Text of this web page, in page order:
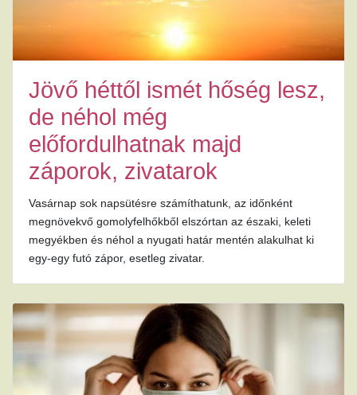
Jövő héttől ismét hőség lesz,
de néhol még
előfordulhatnak majd
záporok, zivatarok
Vasárnap sok napsütésre számíthatunk, az időnként
megnövekvő gomolyfelhőkből elszórtan az északi, keleti
megyékben és néhol a nyugati határ mentén alakulhat ki
egy-egy futó zápor, esetleg zivatar.